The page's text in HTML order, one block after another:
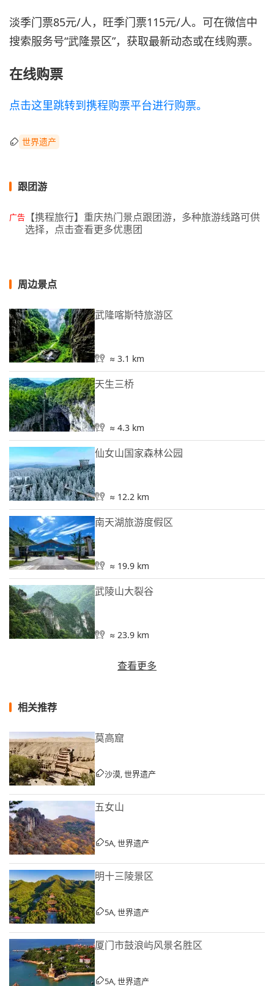
淡季门票85元/人，旺季门票115元/人。可在微信中
搜索服务号“武隆景区”，获取最新动态或在线购票。
在线购票
点击这里跳转到携程购票平台进行购票。
世界遗产
跟团游
广告 【携程旅行】重庆热门景点跟团游，多种旅游线路可供
选择，点击查看更多优惠团
周边景点
武隆喀斯特旅游区
≈ 3.1 km
天生三桥
≈ 4.3 km
仙女山国家森林公园
≈ 12.2 km
南天湖旅游度假区
≈ 19.9 km
武陵山大裂谷
≈ 23.9 km
查看更多
相关推荐
莫高窟
沙漠, 世界遗产
五女山
5A, 世界遗产
明十三陵景区
5A, 世界遗产
厦门市鼓浪屿风景名胜区
5A, 世界遗产